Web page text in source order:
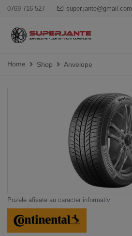
0769 716 527 super.jante@gmail.com
Home Shop Anvelope
Pozele afișate au caracter informativ